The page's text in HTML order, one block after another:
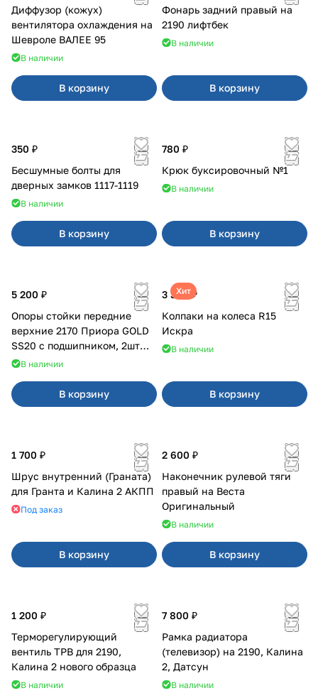
Диффузор (кожух)
вентилятора охлаждения на
Шевроле ВАЛЕЕ 95
В наличии
В корзину
Фонарь задний правый на
2190 лифтбек
В наличии
В корзину
350 ₽
Бесшумные болты для
дверных замков 1117-1119
В наличии
В корзину
780 ₽
Крюк буксировочный №1
В наличии
В корзину
5 200 ₽
Опоры стойки передние
верхние 2170 Приора GOLD
SS20 с подшипником, 2шт
10116
В наличии
В корзину
Хит
3 380 ₽
Колпаки на колеса R15
Искра
В наличии
В корзину
1 700 ₽
Шрус внутренний (Граната)
для Гранта и Калина 2 АКПП
Под заказ
В корзину
2 600 ₽
Наконечник рулевой тяги
правый на Веста
Оригинальный
В наличии
В корзину
1 200 ₽
Терморегулирующий
вентиль ТРВ для 2190,
Калина 2 нового образца
В наличии
7 800 ₽
Рамка радиатора
(телевизор) на 2190, Калина
2, Датсун
В наличии